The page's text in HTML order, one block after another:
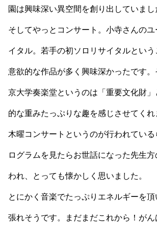
園は興味深い異空間を創り出していまし
そしてやっとコンサート。小寺さんの
イタル。若手の初ソロリサイタルとい
意欲的な作品が多く興味深かったです
京大学奏楽堂というのは「重要文化財
的な重みたっぷりな趣を感じさせてく
木曜コンサートというのが行われてい
ログラムを見たらお世話になった先生
われ、とっても懐かしく思いました。
とにかく音楽でたっぷりエネルギーを
張れそうです。まだまだこれから！がん